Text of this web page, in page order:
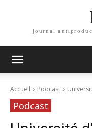
journal
Accueil Podcast
Podcast